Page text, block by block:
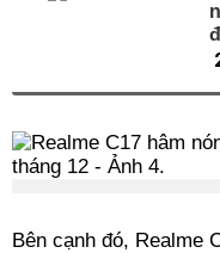
Bên cạnh đó, Realme